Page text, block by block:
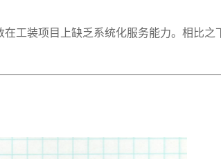
工装项目上缺乏系统化服务能力。相比之